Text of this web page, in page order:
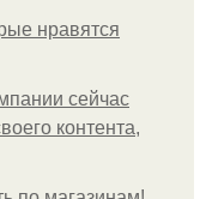
нравятся
сейчас
контента,